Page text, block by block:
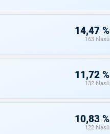
14,47 %
163 hlasů
11,72 %
132 hlasů
10,83 %
122 hlasů